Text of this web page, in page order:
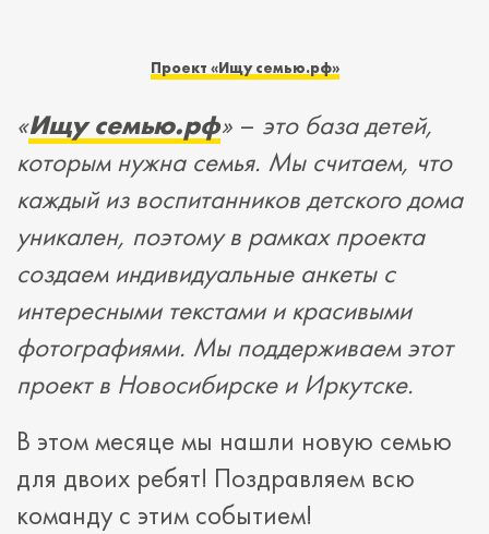
Проект «Ищу семью.рф»
«Ищу семью.рф»– это база детей,
которым нужна семья. Мы считаем, что
каждый из воспитанников детского дома
уникален, поэтому в рамках проекта
создаем индивидуальные анкеты с
интересными текстами и красивыми
фотографиями. Мы поддерживаем этот
проект в Новосибирске и Иркутске.
В этом месяце мы нашли новую семью
для двоих ребят! Поздравляем всю
команду с этим событием!